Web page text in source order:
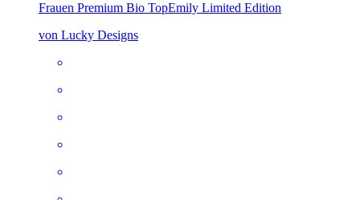
Frauen Premium Bio TopEmily Limited Edition
von Lucky Designs